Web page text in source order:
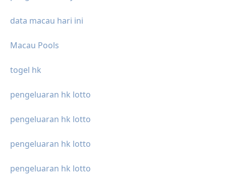
data macau hari ini
Macau Pools
togel hk
pengeluaran hk lotto
pengeluaran hk lotto
pengeluaran hk lotto
pengeluaran hk lotto